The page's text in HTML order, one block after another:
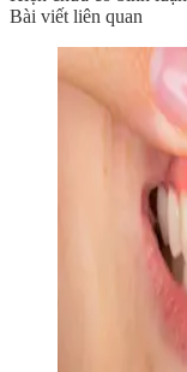
Bài viết liên quan